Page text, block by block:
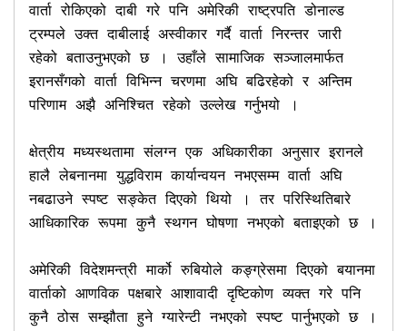
वार्ता रोकिएको दाबी गरे पनि अमेरिकी राष्ट्रपति डोनाल्ड
ट्रम्पले उक्त दाबीलाई अस्वीकार गर्दै वार्ता निरन्तर जारी
रहेको बताउनुभएको छ । उहाँले सामाजिक सञ्जालमार्फत
इरानसँगको वार्ता विभिन्न चरणमा अघि बढिरहेको र अन्तिम
परिणाम अझै अनिश्चित रहेको उल्लेख गर्नुभयो ।
क्षेत्रीय मध्यस्थतामा संलग्न एक अधिकारीका अनुसार इरानले
हालै लेबनानमा युद्धविराम कार्यान्वयन नभएसम्म वार्ता अघि
नबढाउने स्पष्ट सङ्केत दिएको थियो । तर परिस्थितिबारे
आधिकारिक रूपमा कुनै स्थगन घोषणा नभएको बताइएको छ ।
अमेरिकी विदेशमन्त्री मार्को रुबियोले कङ्ग्रेसमा दिएको बयानमा
वार्ताको आणविक पक्षबारे आशावादी दृष्टिकोण व्यक्त गरे पनि
कुनै ठोस सम्झौता हुने ग्यारेन्टी नभएको स्पष्ट पार्नुभएको छ ।